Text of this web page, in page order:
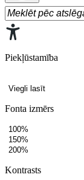
Piekļūstamība
Viegli lasīt
Fonta izmērs
100%
150%
200%
Kontrasts